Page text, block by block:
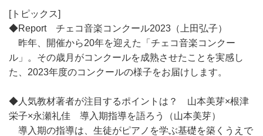
[トピックス]
◆Report チェコ音楽コンクール2023（上田弘子）
昨年、開催から20年を迎えた「チェコ音楽コンクー
ル」。その歳月がコンクールを成熟させたことを実感し
た、2023年度のコンクールの様子をお届けします。
◆人気教材著者が注目するポイントは？ 山本美芽×根津
栄子×永瀬礼佳 導入期指導を語ろう（山本美芽）
導入期の指導は、生徒がピアノを学ぶ基礎を築くうえで